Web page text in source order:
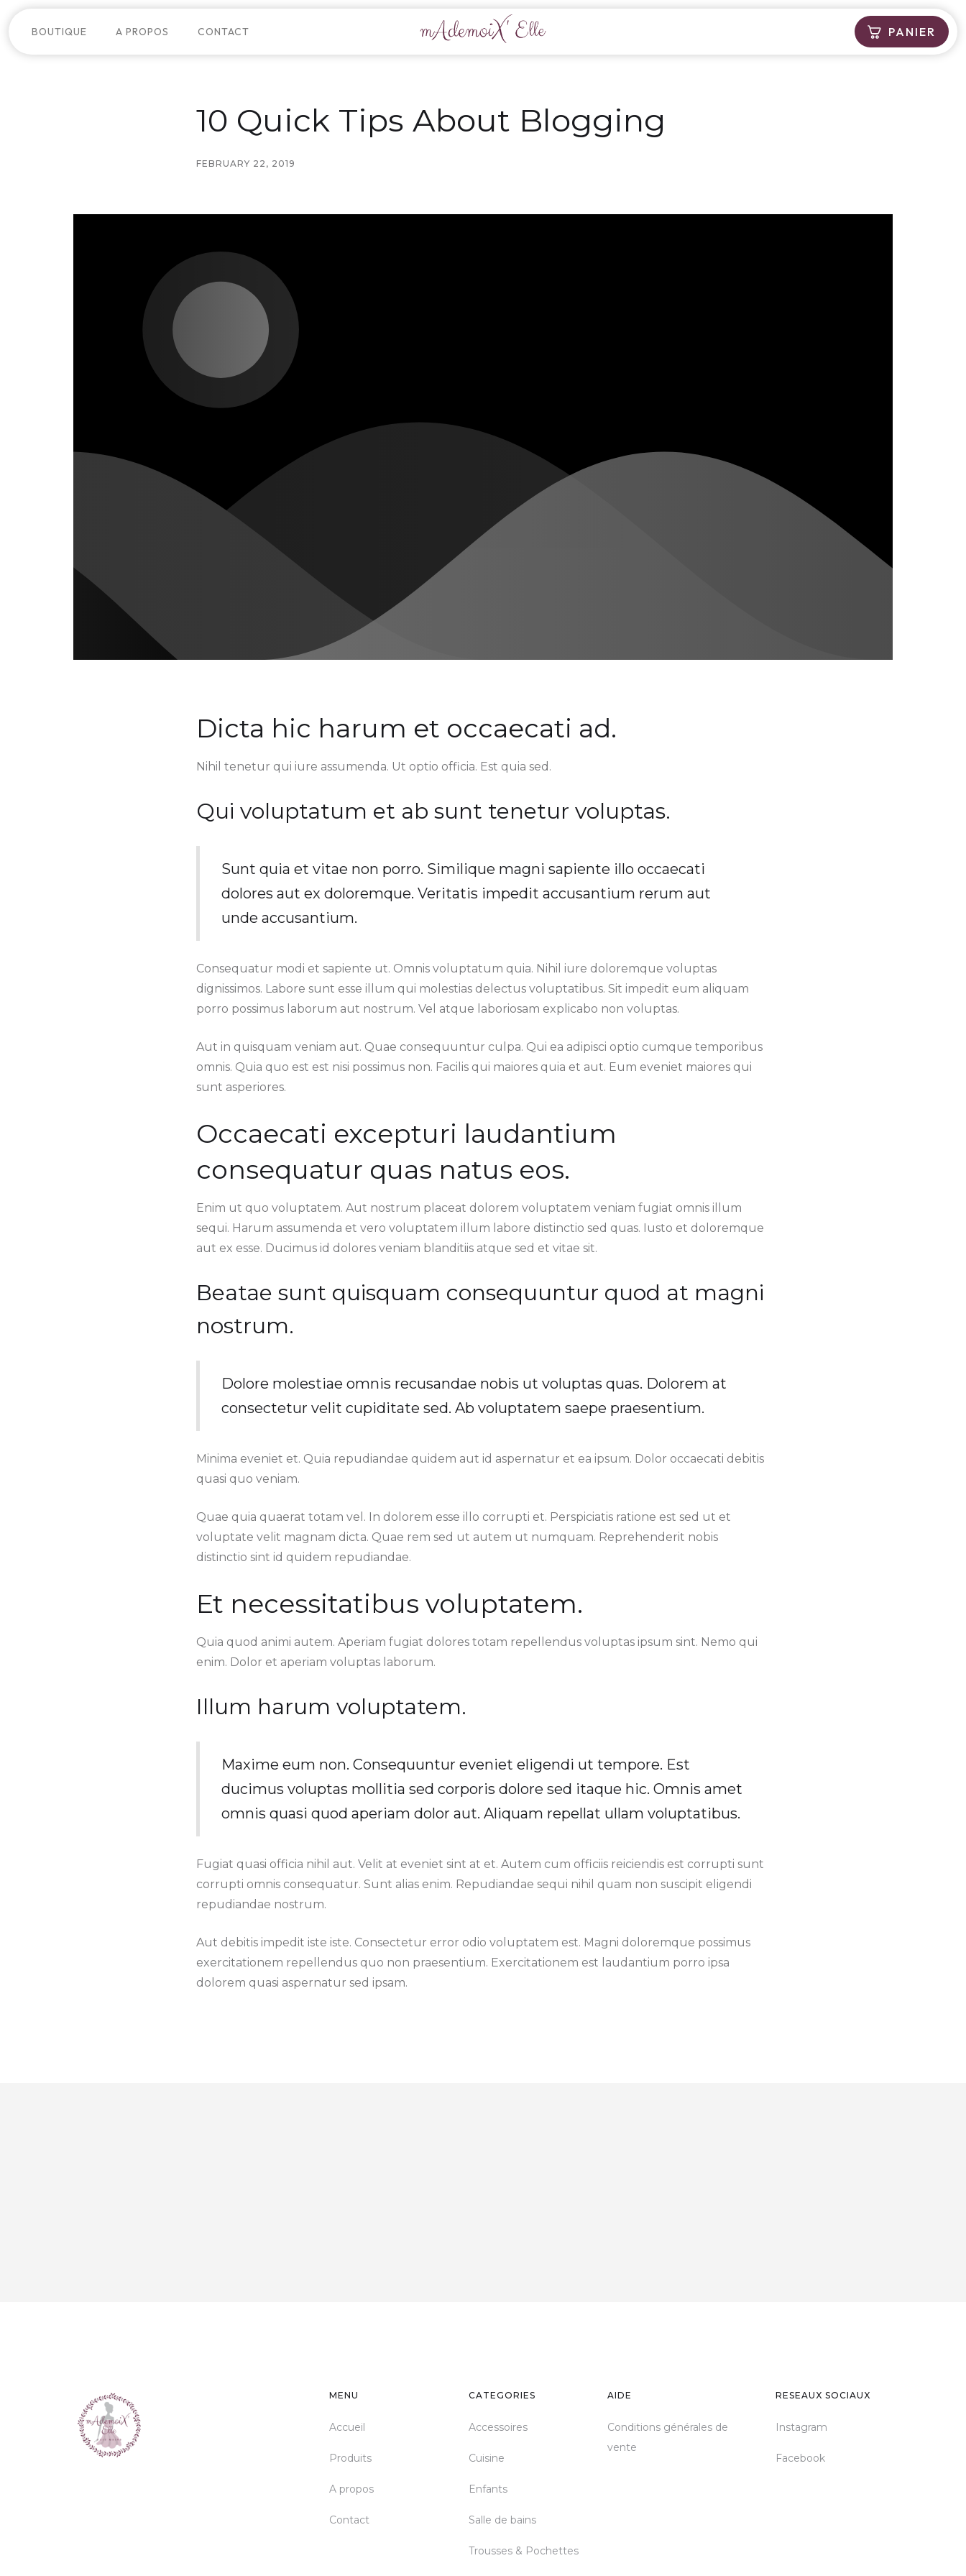
BOUTIQUE A PROPOS CONTACT PANIER
10 Quick Tips About Blogging
FEBRUARY 22, 2019
Dicta hic harum et occaecati ad.
Nihil tenetur qui iure assumenda. Ut optio officia. Est quia sed.
Qui voluptatum et ab sunt tenetur voluptas.
Sunt quia et vitae non porro. Similique magni sapiente illo occaecati
dolores aut ex doloremque. Veritatis impedit accusantium rerum aut
unde accusantium.
Consequatur modi et sapiente ut. Omnis voluptatum quia. Nihil iure doloremque voluptas
dignissimos. Labore sunt esse illum qui molestias delectus voluptatibus. Sit impedit eum aliquam
porro possimus laborum aut nostrum. Vel atque laboriosam explicabo non voluptas.
Aut in quisquam veniam aut. Quae consequuntur culpa. Qui ea adipisci optio cumque temporibus
omnis. Quia quo est est nisi possimus non. Facilis qui maiores quia et aut. Eum eveniet maiores qui
sunt asperiores.
Occaecati excepturi laudantium
consequatur quas natus eos.
Enim ut quo voluptatem. Aut nostrum placeat dolorem voluptatem veniam fugiat omnis illum
sequi. Harum assumenda et vero voluptatem illum labore distinctio sed quas. Iusto et doloremque
aut ex esse. Ducimus id dolores veniam blanditiis atque sed et vitae sit.
Beatae sunt quisquam consequuntur quod at magni
nostrum.
Dolore molestiae omnis recusandae nobis ut voluptas quas. Dolorem at
consectetur velit cupiditate sed. Ab voluptatem saepe praesentium.
Minima eveniet et. Quia repudiandae quidem aut id aspernatur et ea ipsum. Dolor occaecati debitis
quasi quo veniam.
Quae quia quaerat totam vel. In dolorem esse illo corrupti et. Perspiciatis ratione est sed ut et
voluptate velit magnam dicta. Quae rem sed ut autem ut numquam. Reprehenderit nobis
distinctio sint id quidem repudiandae.
Et necessitatibus voluptatem.
Quia quod animi autem. Aperiam fugiat dolores totam repellendus voluptas ipsum sint. Nemo qui
enim. Dolor et aperiam voluptas laborum.
Illum harum voluptatem.
Maxime eum non. Consequuntur eveniet eligendi ut tempore. Est
ducimus voluptas mollitia sed corporis dolore sed itaque hic. Omnis amet
omnis quasi quod aperiam dolor aut. Aliquam repellat ullam voluptatibus.
Fugiat quasi officia nihil aut. Velit at eveniet sint at et. Autem cum officiis reiciendis est corrupti sunt
corrupti omnis consequatur. Sunt alias enim. Repudiandae sequi nihil quam non suscipit eligendi
repudiandae nostrum.
Aut debitis impedit iste iste. Consectetur error odio voluptatem est. Magni doloremque possimus
exercitationem repellendus quo non praesentium. Exercitationem est laudantium porro ipsa
dolorem quasi aspernatur sed ipsam.
MENU
Accueil
Produits
A propos
Contact
CATEGORIES
Accessoires
Cuisine
Enfants
Salle de bains
Trousses & Pochettes
AIDE
Conditions générales de
vente
RESEAUX SOCIAUX
Instagram
Facebook